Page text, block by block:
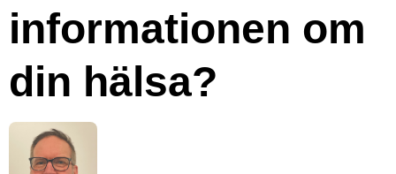
informationen om
din hälsa?